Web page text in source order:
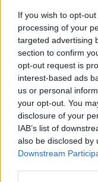
If you wish to opt-
processing of your
targeted advertising
section to confirm
opt-out request is
interest-based ads
us or personal
your opt-out. You
disclosure of your
IAB’s list of
also be disclosed by
Downstream
Μια έκθεση
Εμπορικό Σύλλογο
ΜΟΥΣΙΚΗ
Η γιορτή της
ξανά στη Σκάλα
Η αναπαράσταση
αλιευτικού εθίμου,
παραδοσιακοί χοροί
γέμισαν το λιμάνι
Αυγούστου